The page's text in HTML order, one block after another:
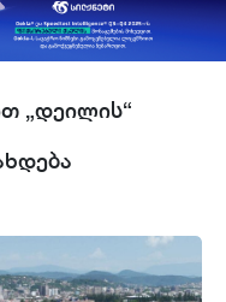
„დეილის“